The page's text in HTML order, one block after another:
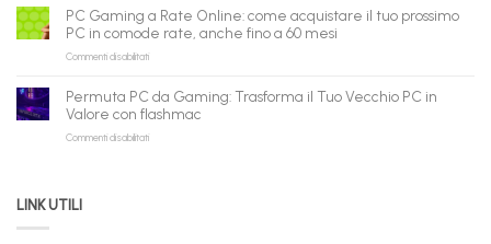
può
fare
qui
B2B
per
Gaming
in
Pronta
Consegna
Nuovi
Ricondizionati,
Spedizione
PC Gaming a Rate Online: come acquistare il tuo prossimo
PC in comode rate, anche fino a 60 mesi
Commenti disabilitatisu
Gaming
Rate
Online:
Permuta PC da Gaming: Trasforma il Tuo Vecchio PC in
Valore con flashmac
Commenti disabilitatisu
LINK UTILI